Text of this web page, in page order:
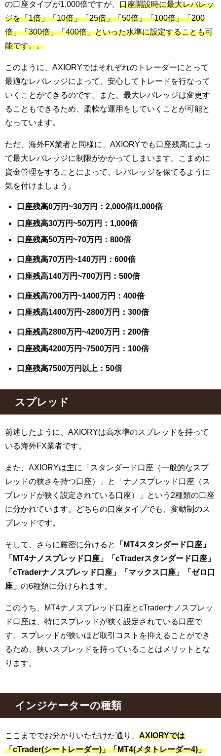
の口座タイプが1,000倍ですが、 口座開設時に最大レバレッ
ジを「1倍」「10倍」「25倍」「50倍」「100倍」「200
倍」「300倍」「400倍」といった水準に設定することも可
能です。。
このように、AXIORYではそれぞれのトレーダーにとって
最適なレバレッジによって、安心してトレードを行なって
いくことができるのです。また、最大レバレッジは変更す
ることもできるため、柔軟な運用をしていくことが可能と
なっています。
ただ、海外FX業者と同様に、AXIORYでも口座残高によっ
て最大レバレッジに制限がかかってしまいます。こまめに
資金管理をすることによって、レバレッジを保てるように
気を付けましょう。
口座残高0万円~30万円：2,000倍/1,000倍
口座残高30万円~50万円：1,000倍
口座残高50万円~70万円：800倍
口座残高70万円~140万円：600倍
口座残高140万円~700万円：500倍
口座残高700万円~1400万円：400倍
口座残高1400万円~2800万円：300倍
口座残高2800万円~4200万円：200倍
口座残高4200万円~7500万円：100倍
口座残高7500万円以上：50倍
スプレッド
前述したように、AXIORYは高水準のスプレッドを持って
いる海外FX業者です。
また、AXIORYは主に「スタンダード口座（一般的なスプ
レッドの狭さを持つ口座）」と「ナノスプレッド口座（ス
プレッドが狭く設定されている口座）」という2種類の口座
に分かれています。どちらの口座タイプでも、変動制のス
プレッドです。
そして、さらに厳密に分けると
「MT4スタンダード口座」
「MT4ナノスプレッド口座」「cTraderスタンダード口座」
「cTraderナノスプレッド口座」「マックス口座」「ゼロ口
座」 の6種類に分けられます。
このうち、MT4ナノスプレッド口座とcTraderナノスプレッ
ド口座は、特にスプレッドが狭く設定されている口座で
す。スプレッドが狭いほど取引コストを抑えることができ
るため、狭いスプレッドを持っていることはメリットとな
ります。
インジケーターの種類
ここまででお分かりいただけた通り、 AXIORYでは
「cTrader(シートレーダー)」「MT4(メタトレーダー4)」